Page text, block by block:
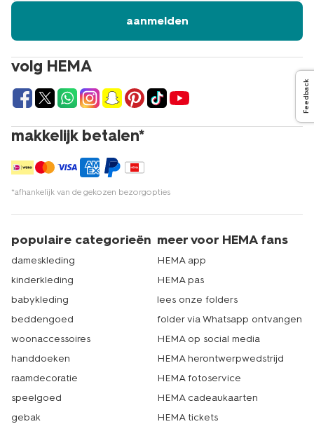
Feedback
kopen. HEMA heeft meer dan 500 winkels in Nederland,
er zit dus altijd eentje bij jou in de buurt. Of je nu kiest
assortiment kandelaars van glas en creëer een sfeervol
thuis. Met de glazen kandelaars en andere
lichtbronnen
van HEMA maak je in een handomdraai een gezellig
hoekje in je huis. Dat is echt HEMA.
volg HEMA
makkelijk betalen*
*afhankelijk van de gekozen bezorgopties
aanmelden
populaire categorieën
dameskleding
kinderkleding
babykleding
beddengoed
woonaccessoires
handdoeken
raamdecoratie
speelgoed
gebak
meer voor HEMA fans
HEMA app
HEMA pas
lees onze folders
folder via Whatsapp ontvangen
HEMA op social media
HEMA herontwerpwedstrijd
HEMA fotoservice
HEMA cadeaukaarten
HEMA tickets